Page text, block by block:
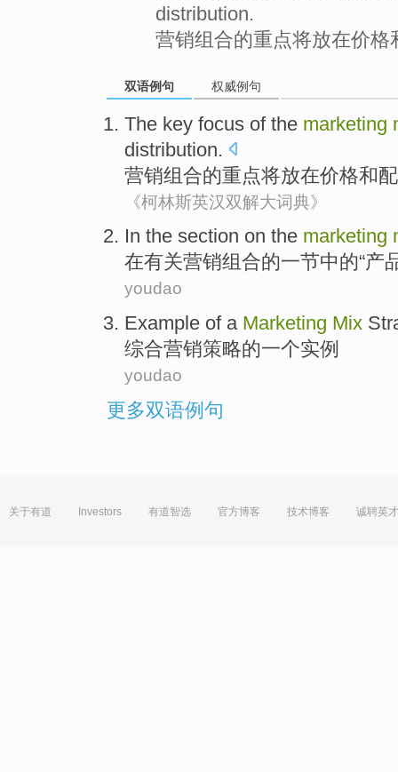
distribution.
营销组合的重点将放在价格
双语例句 权威例句
The key focus of the marketing
distribution.
营销组合的重点将放在价格和
《柯林斯英汉双解大词典》
In the section on the marketing
在有关营销组合的一节中的“产
youdao
Example of a Marketing Mix
综合营销策略的一个实例
youdao
更多双语例句
关于有道 Investors 有道智选 官方博客 技术博客 诚聘英才